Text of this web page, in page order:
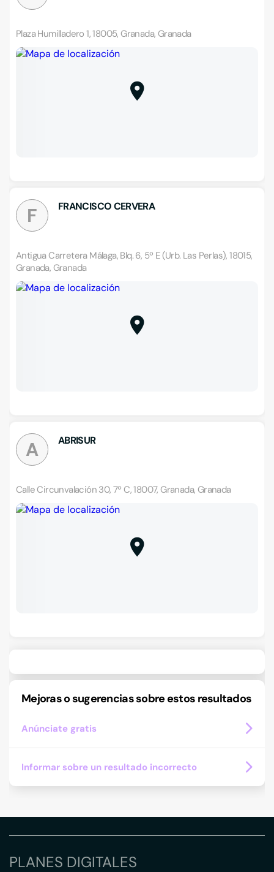
Plaza Humilladero 1, 18005, Granada, Granada
F FRANCISCO CERVERA
Antigua Carretera Málaga, Blq. 6, 5º E (Urb. Las Perlas), 18015,
Granada, Granada
A ABRISUR
Calle Circunvalación 30, 7º C, 18007, Granada, Granada
Mejoras o sugerencias sobre estos resultados
Anúnciate gratis
Informar sobre un resultado incorrecto
PLANES DIGITALES